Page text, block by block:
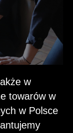
w
towarów w
w Polsce